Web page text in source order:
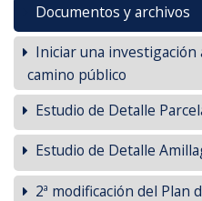
Documentos y archivos
Iniciar una investigación
camino público
Estudio de Detalle
Estudio de Detalle
2ª modificación del Plan